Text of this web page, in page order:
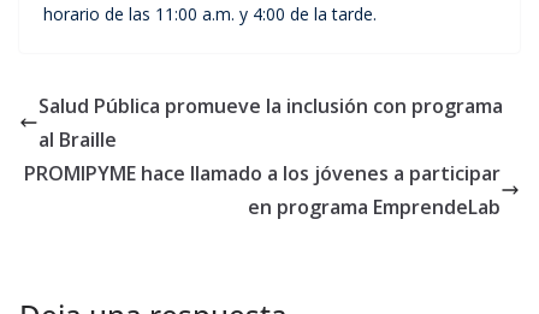
horario de las 11:00 a.m. y 4:00 de la tarde.
Salud Pública promueve la inclusión con programa
al Braille
PROMIPYME hace llamado a los jóvenes a participar
en programa EmprendeLab